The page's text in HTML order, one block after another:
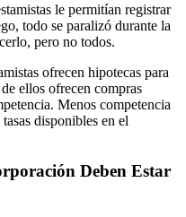
le permitían registrar
todo se paralizó durante la
pero no todos.
ofrecen hipotecas para
ellos ofrecen compras
Menos competencia
disponibles en el
Deben Estar